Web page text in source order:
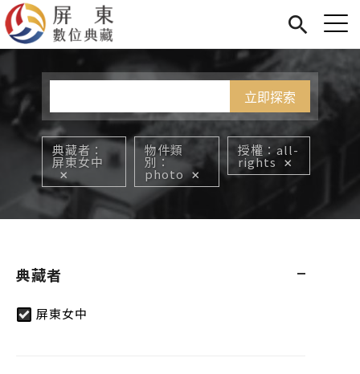
展覽
關於我們
Jump to Main content
您在這裡
典藏者
屏東女中
物件類
別
photo
授權 all-
rights
典藏者
屏東女中